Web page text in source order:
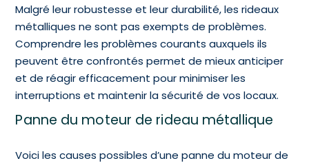
Malgré leur robustesse et leur durabilité, les rideaux
métalliques ne sont pas exempts de problèmes.
Comprendre les problèmes courants auxquels ils
peuvent être confrontés permet de mieux anticiper
et de réagir efficacement pour minimiser les
interruptions et maintenir la sécurité de vos locaux.
Panne du moteur de rideau métallique
Voici les causes possibles d’une panne du moteur de